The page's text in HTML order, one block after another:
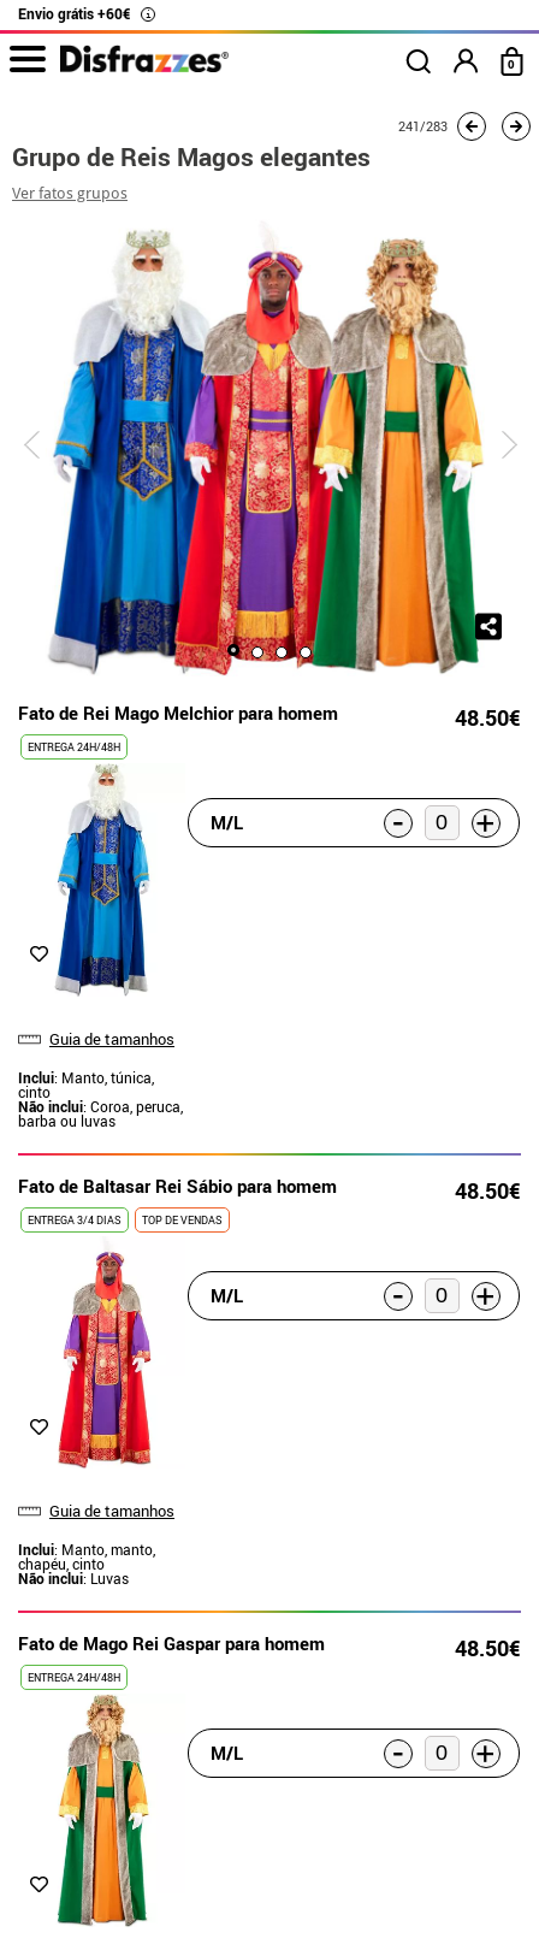
Envio grátis +60€ i
0
Grupo de Reis Magos elegantes
241/283
Grupo de Reis Magos elegantes
Ver fatos grupos
Fato de Rei Mago Melchior para homem 48.50€
ENTREGA 24H/48H
Guia de tamanhos
Inclui: Manto, túnica,
cinto
Não inclui: Coroa, peruca,
barba ou luvas
M/L - +
Fato de Baltasar Rei Sábio para homem 48.50€
ENTREGA 3/4 DIAS TOP DE VENDAS
Guia de tamanhos
Inclui: Manto, manto,
chapéu, cinto
Não inclui: Luvas
M/L - +
Fato de Mago Rei Gaspar para homem 48.50€
ENTREGA 24H/48H
M/L - +